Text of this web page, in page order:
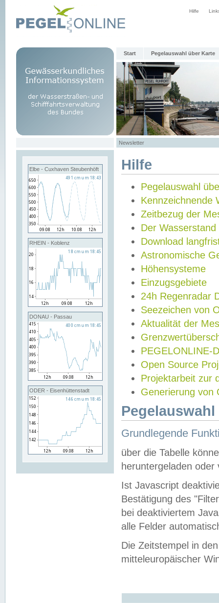
Hilfe
Start Pegelauswahl über Karte
Newsletter
Elbe - Cuxhaven Steubenhöft
RHEIN - Koblenz
DONAU - Passau
ODER - Eisenhüttenstadt
Hilfe
Pegelauswahl
Kennzeichnende
Zeitbezug der
Der Wasserstand
Download
Astronomische
Höhensysteme
Einzugsgebiete
24h Regenradar
Seezeichen von
Aktualität der
PEGELONLINE-
Open Source
Projektarbeit zur
Generierung von
Grundlegende
über die Tabelle
heruntergeladen oder
Ist Javascript
Bestätigung des
bei deaktiviertem
alle Felder
Die Zeitstempel in
mitteleuropäischer